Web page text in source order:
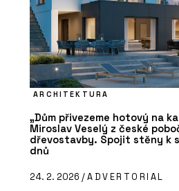
ARCHITEKTURA
„Dům přivezeme hotový na
Miroslav Veselý z české
dřevostavby. Spojit stěny k
dnů
24. 2. 2026 /ADVERTORIAL